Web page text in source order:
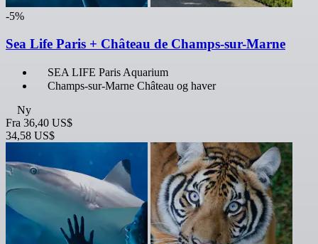
-5%
Sea Life Paris + Château de Champs-sur-Marne
SEA LIFE Paris Aquarium
Champs-sur-Marne Château og haver
Ny
Fra 36,40 US$
34,58 US$